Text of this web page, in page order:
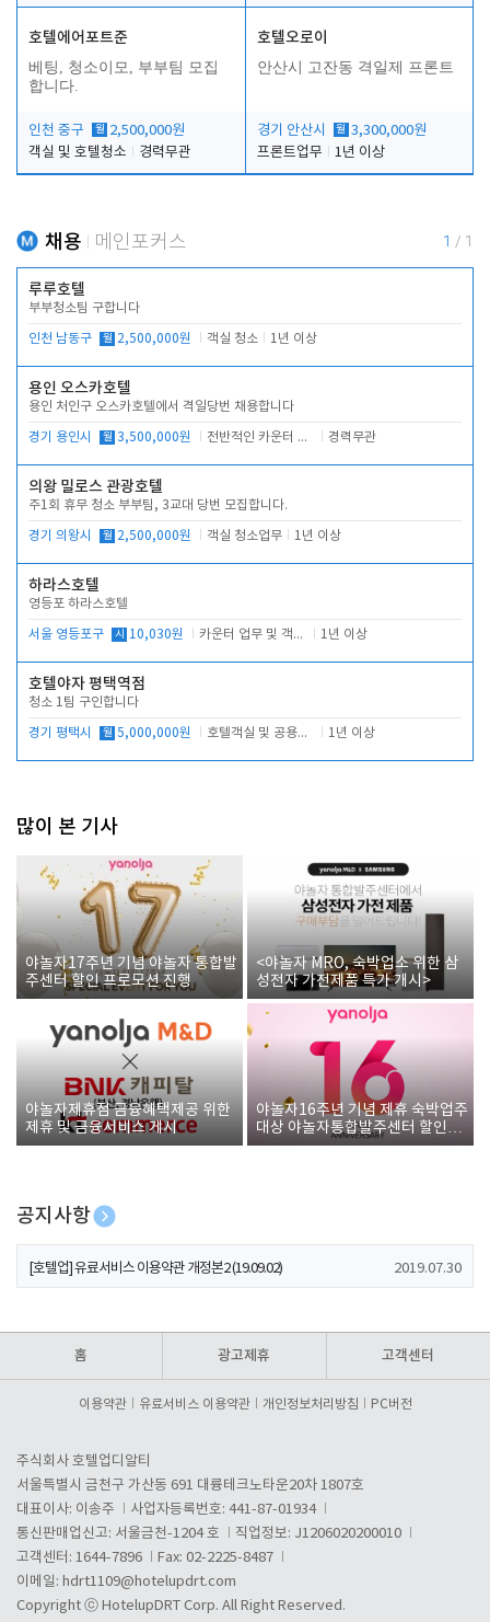
호텔에어포트준
베팅, 청소이모, 부부팀 모집
합니다.
인천 중구 월 2,500,000원
객실 및 호텔청소
경력무관
호텔오로이
안산시 고잔동 격일제 프론트
경기 안산시 월 3,300,000원
프론트업무
1년 이상
채용 메인포커스 1 / 1
루루호텔
부부청소팀 구합니다
인천 남동구 월 2,500,000원 객실 청소 1년 이상
용인 오스카호텔
용인 처인구 오스카호텔에서 격일당번 채용합니다
경기 용인시 월 3,500,000원 전반적인 카운터 업무 경력무관
의왕 밀로스 관광호텔
주1회 휴무 청소 부부팀, 3교대 당번 모집합니다.
경기 의왕시 월 2,500,000원 객실 청소업무 1년 이상
하라스호텔
영등포 하라스호텔
서울 영등포구 시 10,030원 카운터 업무 및 객실관리(청소상태 확인, 객실판매) 1년 이상
호텔야자 평택역점
청소 1팀 구인합니다
경기 평택시 월 5,000,000원 호텔객실 및 공용시설 청소 관리 1년 이상
많이 본 기사
야놀자17주년 기념 야놀자 통합발
주센터 할인 프로모션 진행
<야놀자 MRO, 숙박업소 위한 삼
성전자 가전제품 특가 개시>
야놀자제휴점 금융혜택제공 위한
제휴 및 금융서비스 게시
야놀자16주년 기념 제휴 숙박업주
대상 야놀자통합발주센터 할인쿠
폰 증정
공지사항
[호텔업] 개인정보 처리방침 개정본1 (19.09.02)
[호텔업] 유료서비스 이용약관 개정본2 (19.09.02) 2019.07.30
홈 광고제휴 고객센터
이용약관 유료서비스 이용약관 개인정보처리방침 PC버전
주식회사 호텔업디알티
서울특별시 금천구 가산동 691 대륭테크노타운20차 1807호
대표이사: 이송주
사업자등록번호: 441-87-01934
통신판매업신고: 서울금천-1204 호
직업정보: J1206020200010
고객센터: 1644-7896
Fax: 02-2225-8487
이메일: hdrt1109@hotelupdrt.com
Copyright ⓒ HotelupDRT Corp. All Right Reserved.